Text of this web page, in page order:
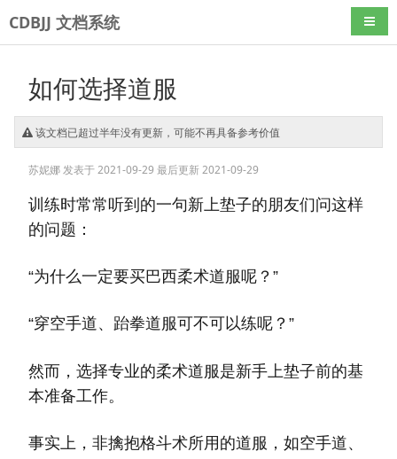
CDBJJ 文档系统 导航
如何选择道服
该文档已超过半年没有更新，可能不再具备参考价值
苏妮娜发表于 2021-09-29 最后更新 2021-09-29
训练时常常听到的一句新上垫子的朋友们问这样
的问题：
“为什么一定要买巴西柔术道服呢？”
“穿空手道、跆拳道服可不可以练呢？”
然而，选择专业的柔术道服是新手上垫子前的基
本准备工作。
事实上，非擒抱格斗术所用的道服，如空手道、